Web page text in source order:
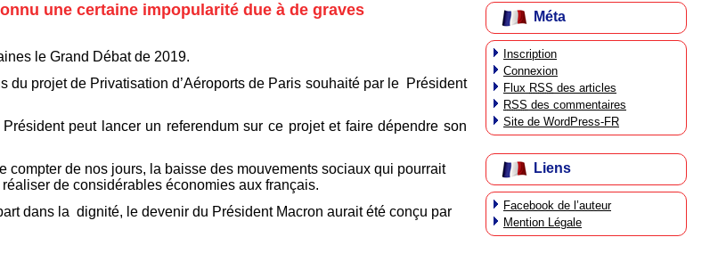
une certaine impopularité due à de graves
le Grand Débat de 2019.
du projet de Privatisation d’Aéroports de Paris souhaité par le Président
peut lancer un referendum sur ce projet et faire dépendre son
compter de nos jours, la baisse des mouvements sociaux qui pourrait
de considérables économies aux français.
dans la dignité, le devenir du Président Macron aurait été conçu par
Méta
Inscription
Connexion
Flux RSS des articles
RSS des commentaires
Site de WordPress-FR
Liens
Facebook de l’auteur
Mention Légale